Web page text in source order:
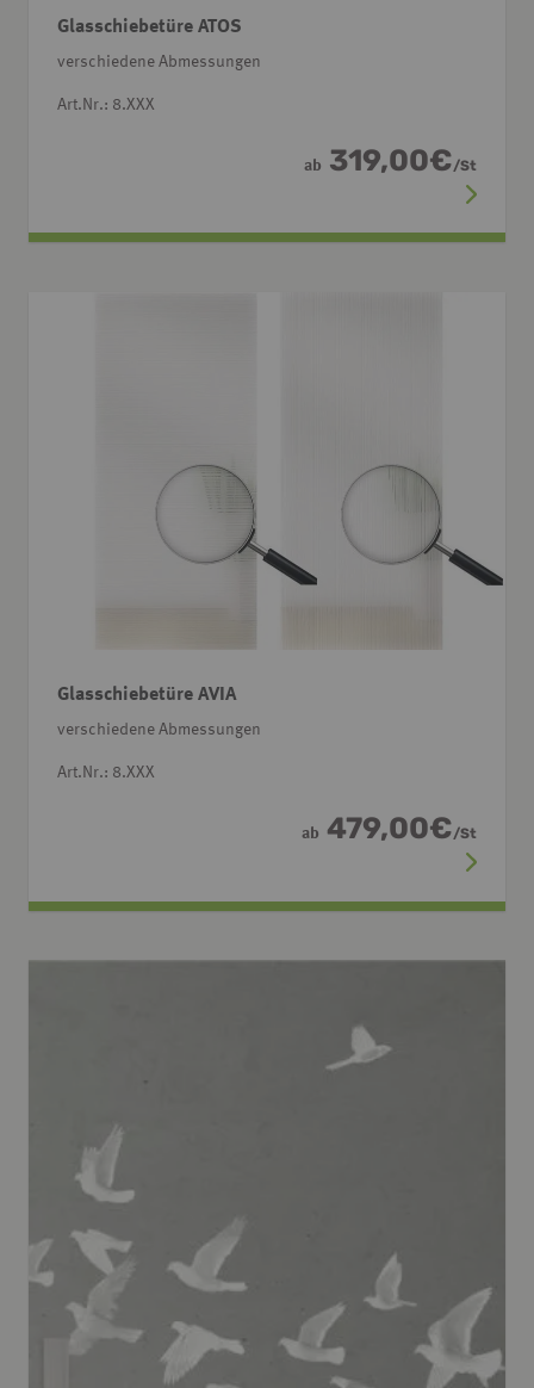
Glasschiebetüre ATOS
verschiedene Abmessungen
Art.Nr.: 8.XXX
ab 319,00€/St
Glasschiebetüre AVIA
verschiedene Abmessungen
Art.Nr.: 8.XXX
ab 479,00€/St